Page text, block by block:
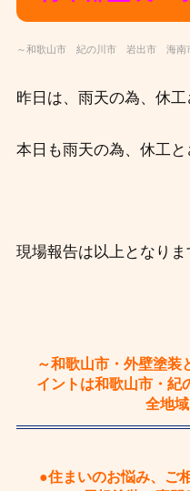
～和歌山市 紀の川市 岩出市 海
昨日は、雨天の為、休工
本日も雨天の為、休工
現場報告は以上となりま
～和歌山市・外壁塗装
イントは和歌山市・紀
全地
●住まいのお悩み、ご